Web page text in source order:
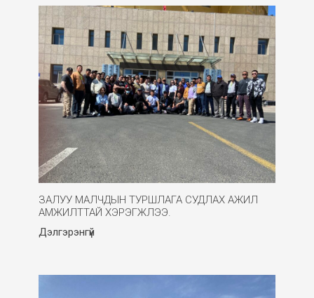
ЗАЛУУ МАЛЧДЫН ТУРШЛАГА СУДЛАХ АЖИЛ
АМЖИЛТТАЙ ХЭРЭГЖЛЭЭ.
Дэлгэрэнгүй